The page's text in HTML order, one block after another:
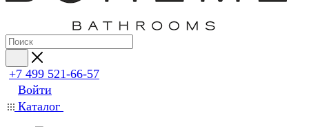
+7 499 521-66-57
Войти
Каталог